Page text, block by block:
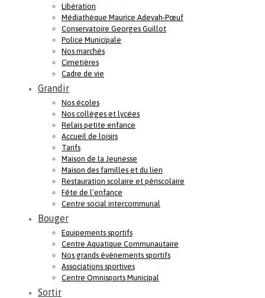
Libération
Médiathèque Maurice Adevah-Pœuf
Conservatoire Georges Guillot
Police Municipale
Nos marchés
Cimetières
Cadre de vie
Grandir
Nos écoles
Nos collèges et lycées
Relais petite enfance
Accueil de loisirs
Tarifs
Maison de la Jeunesse
Maison des familles et du lien
Restauration scolaire et périscolaire
Fête de l’enfance
Centre social intercommunal
Bouger
Equipements sportifs
Centre Aquatique Communautaire
Nos grands évènements sportifs
Associations sportives
Centre Omnisports Municipal
Sortir